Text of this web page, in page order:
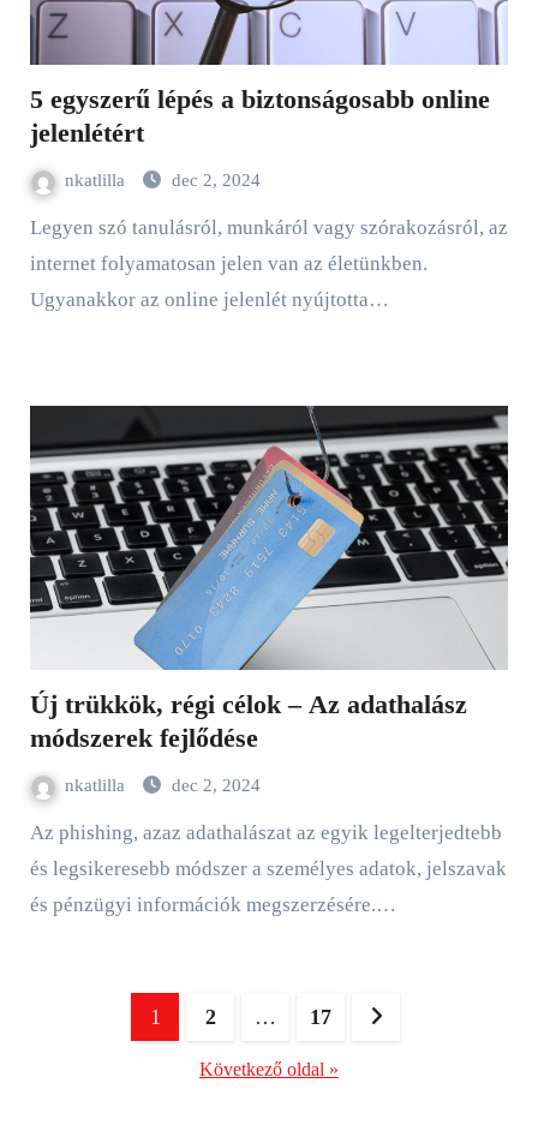
5 egyszerű lépés a biztonságosabb online
jelenlétért
nkatlilla dec 2, 2024
Legyen szó tanulásról, munkáról vagy szórakozásról, az
internet folyamatosan jelen van az életünkben.
Ugyanakkor az online jelenlét nyújtotta…
Új trükkök, régi célok – Az adathalász
módszerek fejlődése
nkatlilla dec 2, 2024
Az phishing, azaz adathalászat az egyik legelterjedtebb
és legsikeresebb módszer a személyes adatok, jelszavak
és pénzügyi információk megszerzésére.…
Bejegyzések
1 2 … 17
Következő oldal »